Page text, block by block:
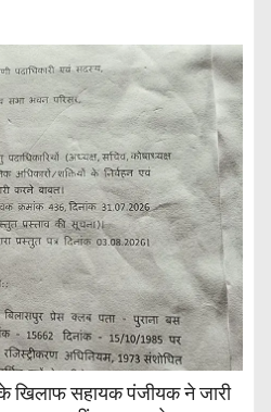
सहायक पंजीयक ने जारी